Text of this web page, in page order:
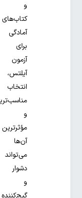
و
کتاب‌های
آمادگی
برای
آزمون
آیلتس،
انتخاب
و
مؤثرترین
آن‌ها
می‌تواند
دشوار
و